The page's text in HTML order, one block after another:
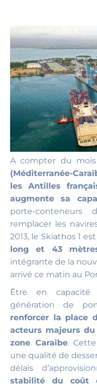
A compter du
(Méditerranée-
les Antilles
augmente sa
porte-
remplacer les
2013, le Skiathos 1 est
long et 43
intégrante de la
arrivé ce matin au
Être en capacité
génération de
renforcer la place
acteurs majeurs
zone Caraïbe.
une qualité de
délais
stabilité du coût